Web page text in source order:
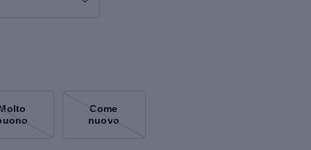
Come
nuovo